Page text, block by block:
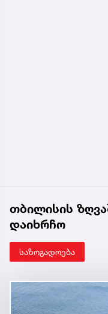
თბილისის
დაიხრჩო
საზოგადოება